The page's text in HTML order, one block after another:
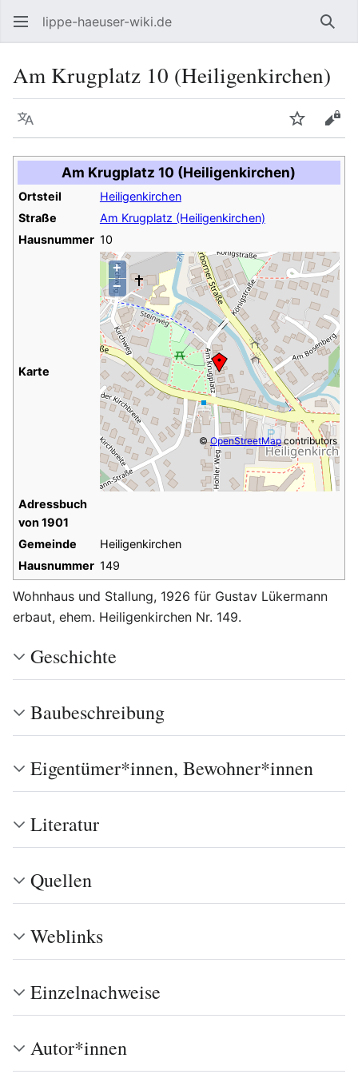
lippe-haeuser-wiki.de
Am Krugplatz 10 (Heiligenkirchen)
Sprache
Am Krugplatz 10 (Heiligenkirchen)
Ortsteil
Heiligenkirchen
Straße
Am Krugplatz (Heiligenkirchen)
Hausnummer 10
Karte
+
−
©OpenStreetMapcontributors
Adressbuch
von 1901
Gemeinde
Heiligenkirchen
Hausnummer 149
Wohnhaus und Stallung, 1926 für Gustav Lükermann
erbaut, ehem. Heiligenkirchen Nr. 149.
Geschichte
Baubeschreibung
Eigentümer*innen, Bewohner*innen
Literatur
Quellen
Weblinks
Einzelnachweise
Autor*innen